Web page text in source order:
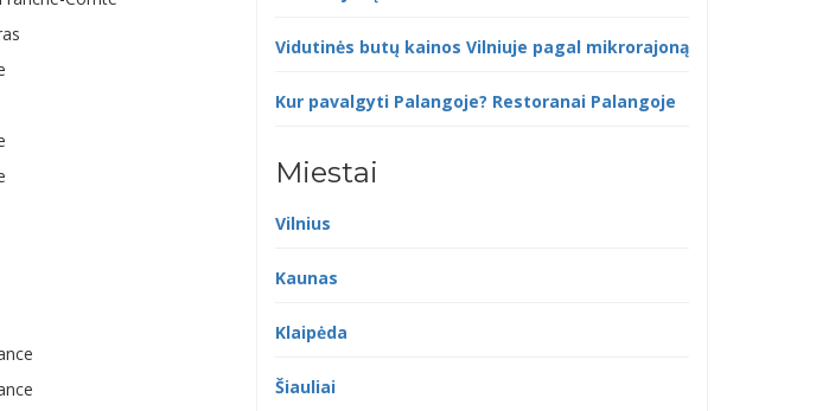
Vidutinės butų kainos Vilniuje pagal mikrorajoną
Kur pavalgyti Palangoje? Restoranai Palangoje
Miestai
Vilnius
Kaunas
Klaipėda
Šiauliai